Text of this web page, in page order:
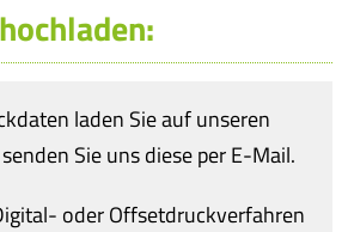
laden Sie auf unseren
Sie uns diese per E-Mail.
oder Offsetdruckverfahren